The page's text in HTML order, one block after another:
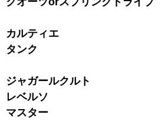
カルティエ
タンク
ジャガールクルト
レベルソ
マスター